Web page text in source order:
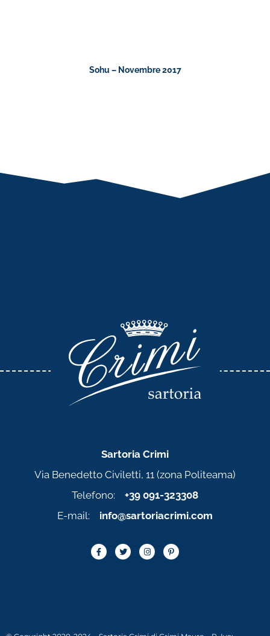
Sohu – Novembre 2017
Sartoria Crimi
Via Benedetto Civiletti, 11 (zona Politeama)
Telefono: +39 091-323308
E-mail: info@sartoriacrimi.com